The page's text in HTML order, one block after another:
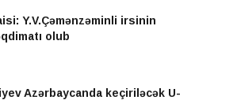
Y.V.Çəmənzəminli irsinin
olub
Azərbaycanda keçiriləcək U-